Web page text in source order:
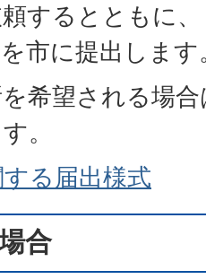
するとともに
市に提出します
希望される場
。
る届出様式
合